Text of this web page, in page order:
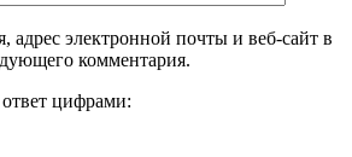
адрес электронной почты и веб-сайт в
комментария.
цифрами: